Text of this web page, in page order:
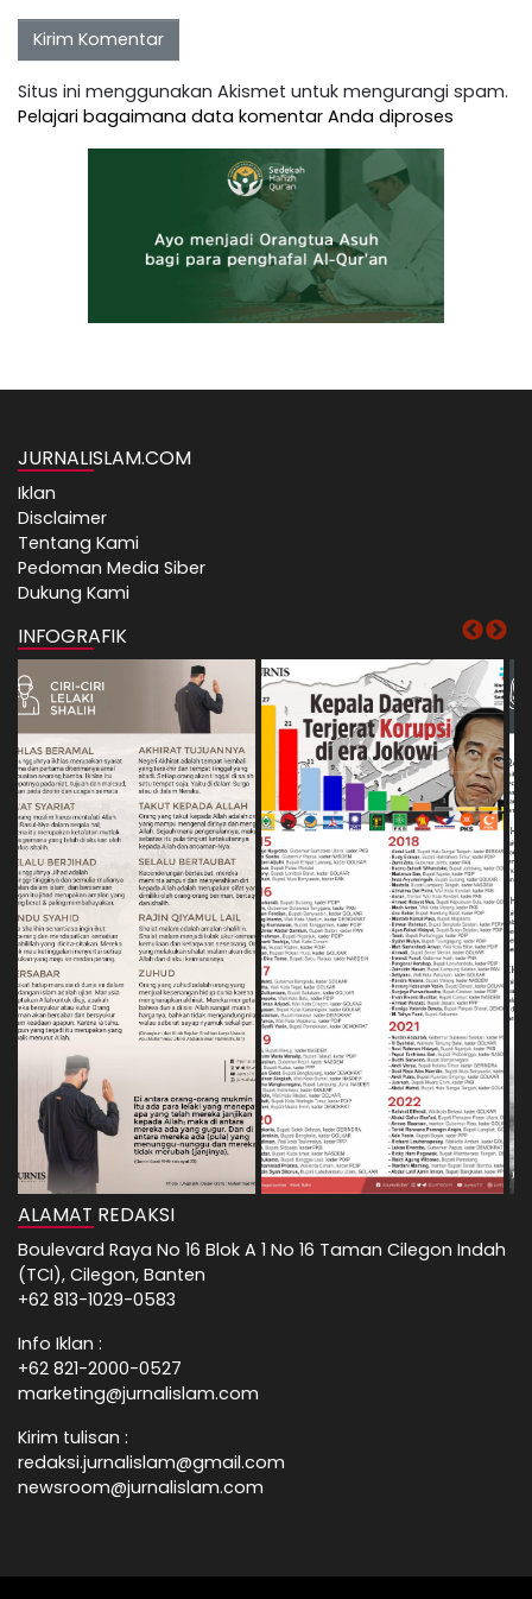
Situs ini menggunakan Akismet untuk mengurangi spam.
Pelajari bagaimana data komentar Anda diproses
JURNALISLAM.COM
Iklan
Disclaimer
Tentang Kami
Pedoman Media Siber
Dukung Kami
INFOGRAFIK
ALAMAT REDAKSI
Boulevard Raya No 16 Blok A 1 No 16 Taman Cilegon Indah
(TCI), Cilegon, Banten
+62 813-1029-0583
Info Iklan :
+62 821-2000-0527
marketing@jurnalislam.com
Kirim tulisan :
redaksi.jurnalislam@gmail.com
newsroom@jurnalislam.com